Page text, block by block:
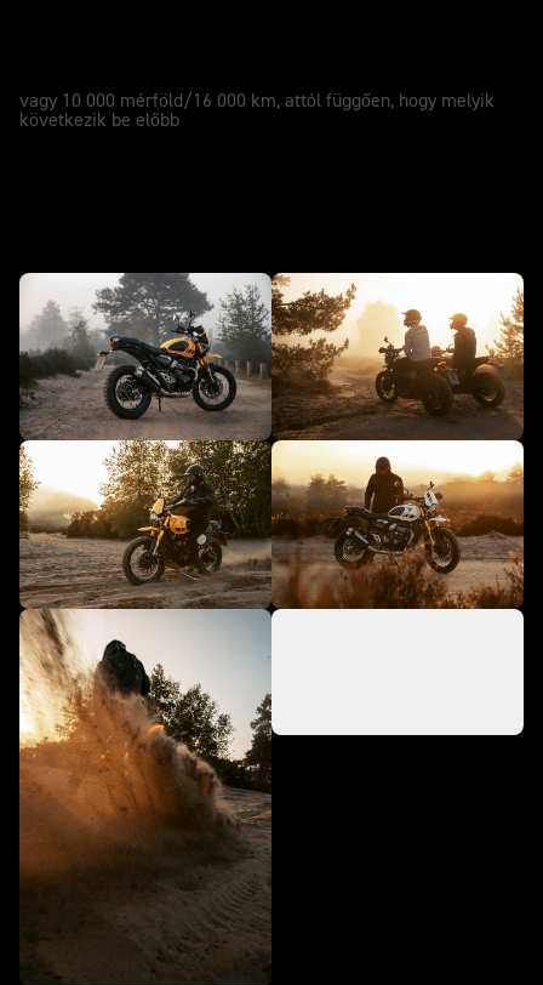
vagy 10 000 mérföld/16 000 km, attól függően, hogy melyik
következik be előbb